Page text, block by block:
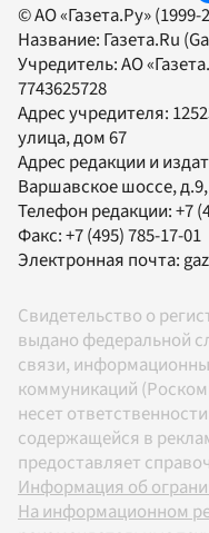
© АО «Газета.Ру»
Название: Газета.Ru
Учредитель:АО
7743625728
Адрес учредителя:
улица, дом 67
Адрес редакции и
Варшавское шоссе,
Телефон редакции:+7
Факс:+7 (495) 785-17-01
Электронная почта:
Свидетельство о
выдано федеральной
связи,
коммуникаций
несет
содержащейся в
предоставляет
Информация об
На информационном